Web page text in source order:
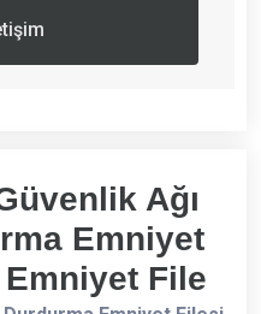
Ağı
Emniyet
File